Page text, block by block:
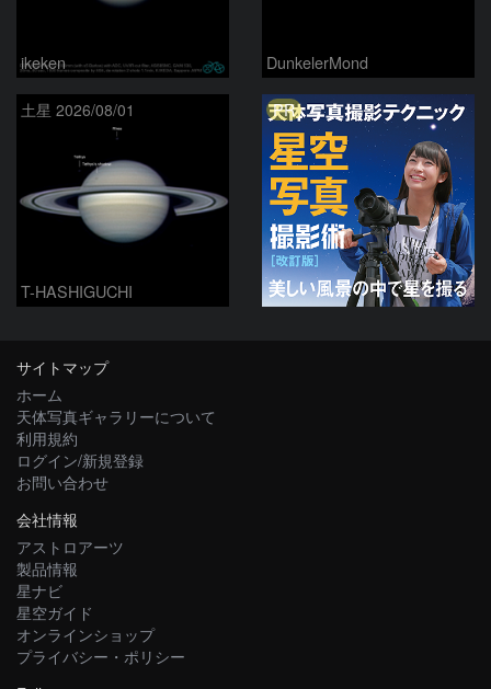
ikeken DunkelerMond
土星 2026/08/01
T-HASHIGUCHI
PR
サイトマップ
ホーム
天体写真ギャラリーについて
利用規約
ログイン/新規登録
お問い合わせ
会社情報
アストロアーツ
製品情報
星ナビ
星空ガイド
オンラインショップ
プライバシー・ポリシー